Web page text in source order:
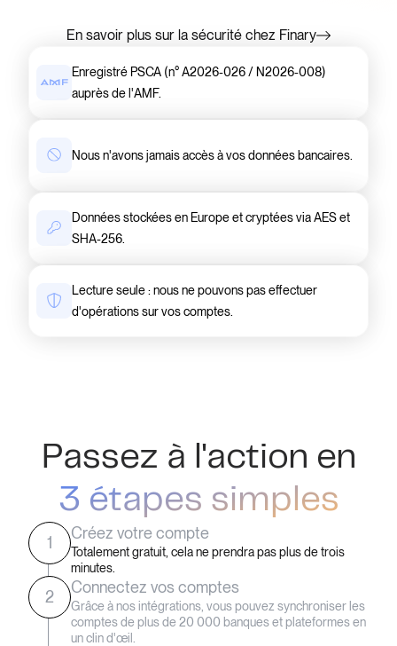
En savoir plus sur la sécurité chez Finary
Enregistré PSCA (n° A2026-026 / N2026-008)
auprès de l'AMF.
Nous n'avons jamais accès à vos données bancaires.
Données stockées en Europe et cryptées via AES et
SHA-256.
Lecture seule : nous ne pouvons pas effectuer
d'opérations sur vos comptes.
Passez à l'action en
3 étapes simples
1
Créez votre compte
Totalement gratuit, cela ne prendra pas plus de trois
minutes.
2
Connectez vos comptes
Grâce à nos intégrations, vous pouvez synchroniser les
comptes de plus de 20 000 banques et plateformes en
un clin d'œil.